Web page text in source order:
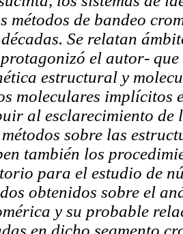
métodos de bandeo
Se relatan
el autor-
estructural y
moleculares implícitos
al esclarecimiento de
sobre las
también los
para el estudio de
obtenidos sobre el
y su probable
en dicho segmento